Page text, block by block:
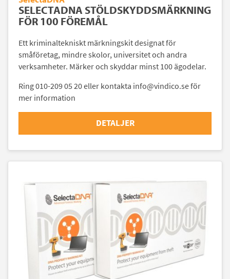
SELECTADNA STÖLDSKYDDSMÄRKNING
FÖR 100 FÖREMÅL
Ett kriminaltekniskt märkningskit designat för
småföretag, mindre skolor, universitet och andra
verksamheter. Märker och skyddar minst 100 ägodelar.
Ring 010-209 05 20 eller kontakta info@vindico.se för
mer information
DETALJER